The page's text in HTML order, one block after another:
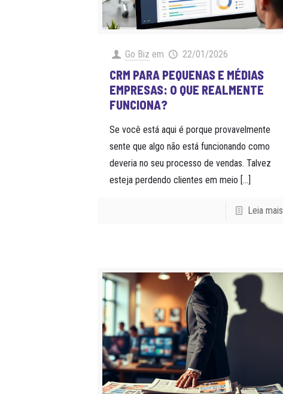
Go Biz em 22/01/2026
CRM PARA PEQUENAS E MÉDIAS
EMPRESAS: O QUE REALMENTE
FUNCIONA?
Se você está aqui é porque provavelmente
sente que algo não está funcionando como
deveria no seu processo de vendas. Talvez
esteja perdendo clientes em meio […]
Leia mais